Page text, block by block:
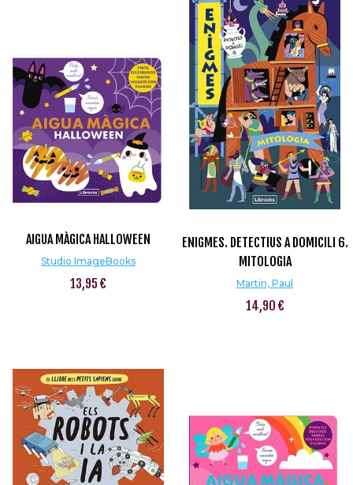
AIGUA MÀGICA HALLOWEEN
Studio ImageBooks
13,95 €
ENIGMES. DETECTIUS A DOMICILI 6.
MITOLOGIA
Martin, Paul
14,90 €